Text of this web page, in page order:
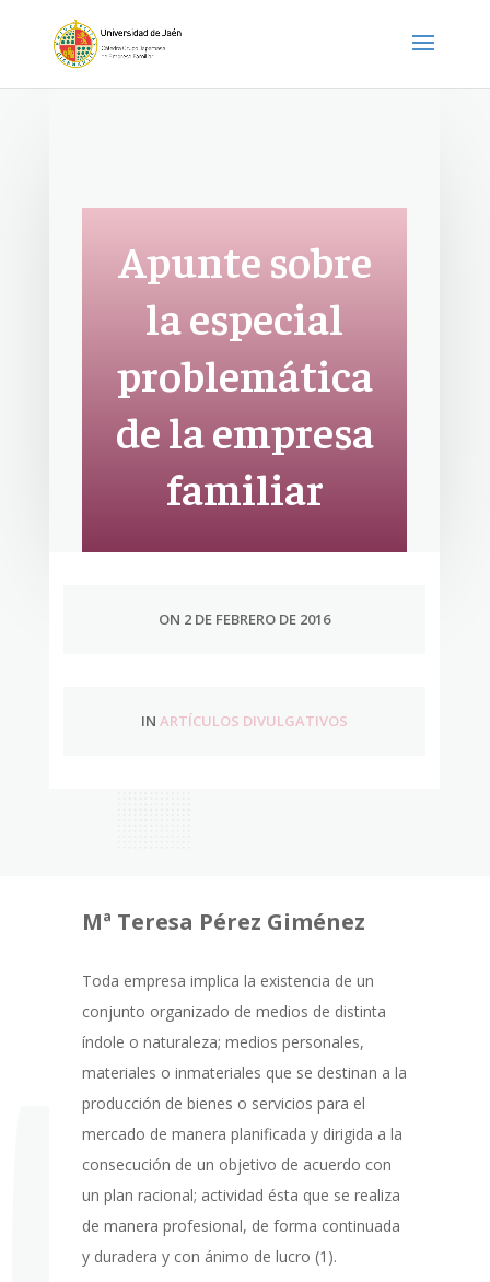
Apunte sobre
la especial
problemática
de la empresa
familiar
ON 2 DE FEBRERO DE 2016
IN ARTÍCULOS DIVULGATIVOS
Mª Teresa Pérez Giménez
Toda empresa implica la existencia de un
conjunto organizado de medios de distinta
índole o naturaleza; medios personales,
materiales o inmateriales que se destinan a la
producción de bienes o servicios para el
mercado de manera planificada y dirigida a la
consecución de un objetivo de acuerdo con
un plan racional; actividad ésta que se realiza
de manera profesional, de forma continuada
y duradera y con ánimo de lucro (1).